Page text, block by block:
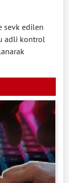
sevk edilen
adli kontrol